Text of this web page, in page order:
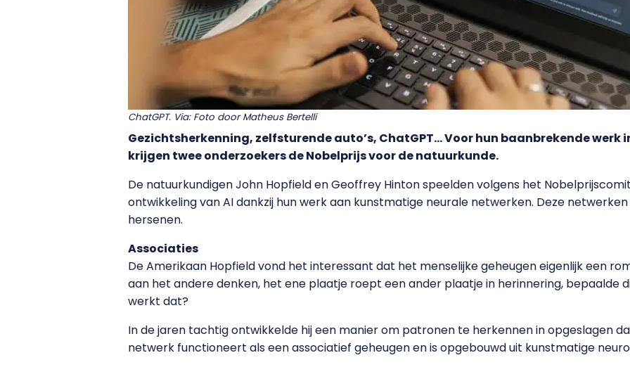
ChatGPT. Via: Foto door Matheus Bertelli
Gezichtsherkenning, zelfsturende auto’s, ChatGPT… Voor hun baanbrekende
krijgen twee onderzoekers de Nobelprijs voor de natuurkunde.
De natuurkundigen John Hopfield en Geoffrey Hinton speelden volgens het
ontwikkeling van AI dankzij hun werk aan kunstmatige neurale netwerken. Deze
hersenen.
Associaties
De Amerikaan Hopfield vond het interessant dat het menselijke geheugen eigenlijk een
aan het andere denken, het ene plaatje roept een ander plaatje in herinnering, bepaalde
werkt dat?
In de jaren tachtig ontwikkelde hij een manier om patronen te herkennen in opgeslagen
netwerk functioneert als een associatief geheugen en is opgebouwd uit kunstmatige